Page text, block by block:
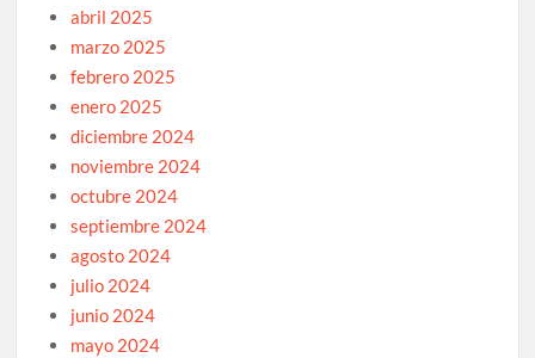
abril 2025
marzo 2025
febrero 2025
enero 2025
diciembre 2024
noviembre 2024
octubre 2024
septiembre 2024
agosto 2024
julio 2024
junio 2024
mayo 2024